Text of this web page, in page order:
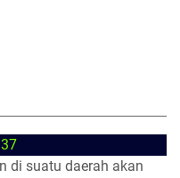
di suatu daerah akan